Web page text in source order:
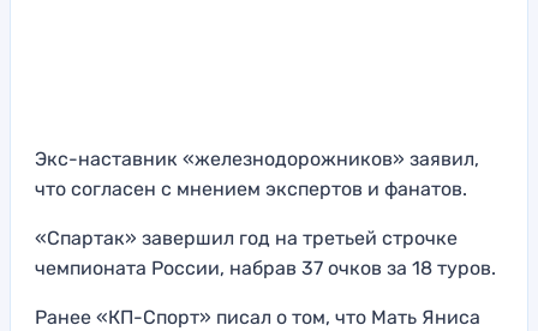
Экс-наставник «железнодорожников» заявил,
что согласен с мнением экспертов и фанатов.
«Спартак» завершил год на третьей строчке
чемпионата России, набрав 37 очков за 18 туров.
Ранее «КП-Спорт» писал о том, что Мать Яниса